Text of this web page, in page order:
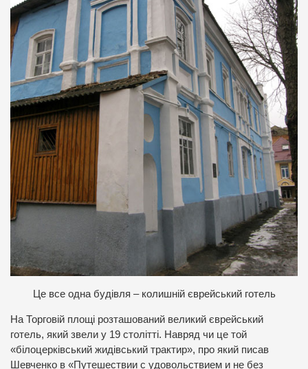
Це все одна будівля – колишній єврейський готель
На Торговій площі розташований великий єврейський
готель, який звели у 19 столітті. Навряд чи це той
«білоцерківський жидівський трактир», про який писав
Шевченко в «Путешествии с удовольствием и не без